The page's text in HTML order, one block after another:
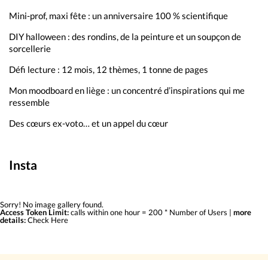
Mini-prof, maxi fête : un anniversaire 100 % scientifique
DIY halloween : des rondins, de la peinture et un soupçon de
sorcellerie
Défi lecture : 12 mois, 12 thèmes, 1 tonne de pages
Mon moodboard en liège : un concentré d’inspirations qui me
ressemble
Des cœurs ex-voto… et un appel du cœur
Insta
Sorry! No image gallery found.
Access Token Limit:calls within one hour = 200 * Number of Users | more
details:Check Here